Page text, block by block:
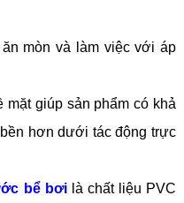
mòn và làm việc với áp
giúp sản phẩm có khả
hơn dưới tác động trực
bể bơilà chất liệu PVC